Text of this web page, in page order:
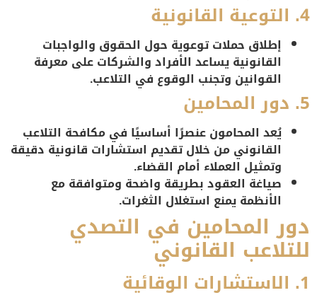
4. التوعية القانونية
إطلاق حملات توعوية حول الحقوق والواجبات
القانونية يساعد الأفراد والشركات على معرفة
القوانين وتجنب الوقوع في التلاعب.
5. دور المحامين
يُعد المحامون عنصرًا أساسيًا في مكافحة التلاعب
القانوني من خلال تقديم استشارات قانونية دقيقة
وتمثيل العملاء أمام القضاء.
صياغة العقود بطريقة واضحة ومتوافقة مع
الأنظمة يمنع استغلال الثغرات.
دور المحامين في التصدي
للتلاعب القانوني
1. الاستشارات الوقائية